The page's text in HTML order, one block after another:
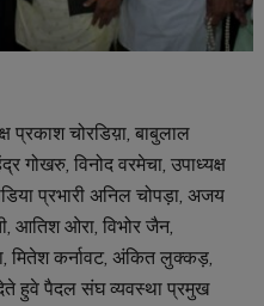
प्रकाश चोरडिय़ा, बाबुलाल
गोखरु, विनोद वरमेचा, उपाध्यक्ष
प्रभारी अनिल चोपड़ा, अजय
आतिश ओरा, विभोर जैन,
मितेश कर्नावट, अंकित लुक्कड़,
हुवे पैदल संघ व्यवस्था प्रमुख